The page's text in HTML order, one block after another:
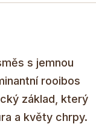
s jemnou
rooibos
základ, který
a květy chrpy.